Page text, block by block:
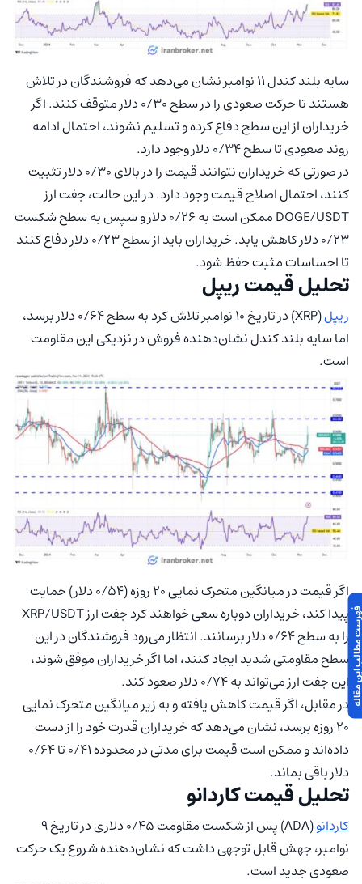
سایه بلند کندل ۱۱ نوامبر نشان می‌دهد که فروشندگان در تلاش
هستند تا حرکت صعودی را در سطح ۰/۳۰ دلار متوقف کنند. اگر
خریداران از این سطح دفاع کرده و تسلیم نشوند، احتمال ادامه
روند صعودی تا سطح ۰/۳۴ دلار وجود دارد.
در صورتی که خریداران نتوانند قیمت را در بالای ۰/۳۰ دلار تثبیت
کنند، احتمال اصلاح قیمت وجود دارد. در این حالت، جفت ارز
DOGE/USDT ممکن است به ۰/۲۶ دلار و سپس به سطح شکست
۰/۲۳ دلار کاهش یابد. خریداران باید از سطح ۰/۲۳ دلار دفاع کنند
تا احساسات مثبت حفظ شود.
تحلیل قیمت ریپل
ریپل
(XRP) در تاریخ ۱۰ نوامبر تلاش کرد به سطح ۰/۶۴ دلار برسد،
اما سایه بلند کندل نشان‌دهنده فروش در نزدیکی این مقاومت
است.
اگر قیمت در میانگین متحرک نمایی ۲۰ روزه (۰/۵۴ دلار) حمایت
پیدا کند، خریداران دوباره سعی خواهند کرد جفت ارز XRP/USDT
را به سطح ۰/۶۴ دلار برسانند. انتظار می‌رود فروشندگان در این
سطح مقاومتی شدید ایجاد کنند، اما اگر خریداران موفق شوند،
این جفت ارز می‌تواند به ۰/۷۴ دلار صعود کند.
در مقابل، اگر قیمت کاهش یافته و به زیر میانگین متحرک نمایی
۲۰ روزه برسد، نشان می‌دهد که خریداران قدرت خود را از دست
داده‌اند و ممکن است قیمت برای مدتی در محدوده ۰/۴۱ تا ۰/۶۴
دلار باقی بماند.
تحلیل قیمت کاردانو
کاردانو
(ADA) پس از شکست مقاومت ۰/۴۵ دلاری در تاریخ ۹
نوامبر، جهش قابل توجهی داشت که نشان‌دهنده شروع یک حرکت
صعودی جدید است.
مقاله